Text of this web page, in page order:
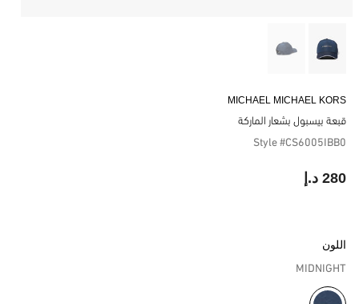
MICHAEL MICHAEL KORS
قبعة بيسبول بشعار الماركة
Style #CS6005IBB0
280 د.إ
اللون
MIDNIGHT